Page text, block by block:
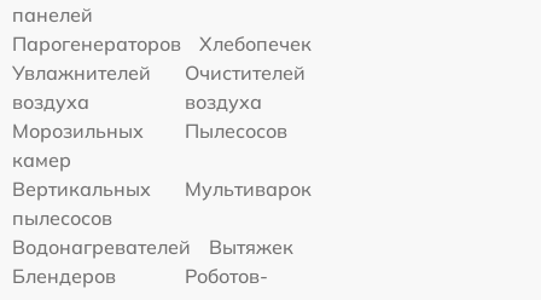
панелей
Парогенераторов
Хлебопечек
Увлажнителей
воздуха
Очистителей
воздуха
Морозильных
камер
Пылесосов
Вертикальных
пылесосов
Мультиварок
Водонагревателей
Вытяжек
Блендеров
Роботов-